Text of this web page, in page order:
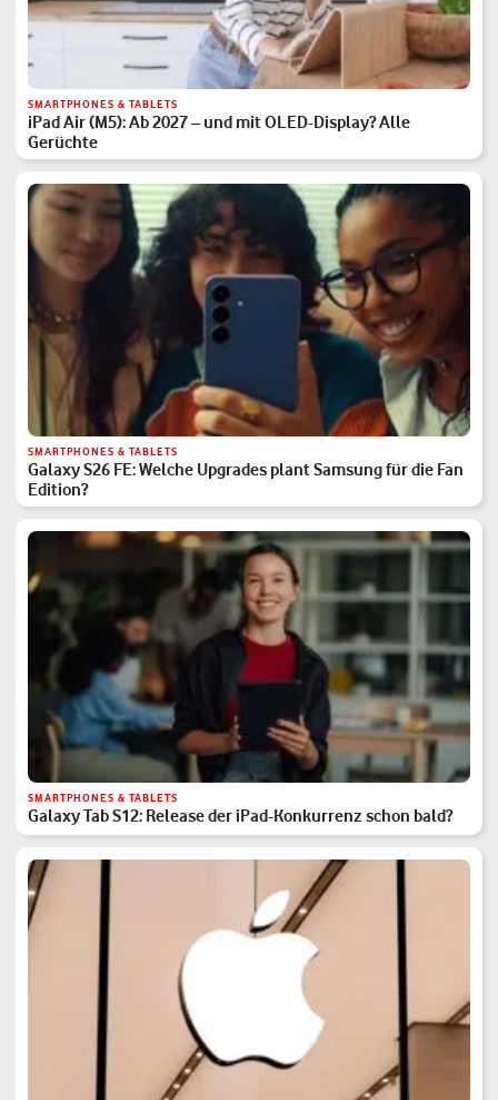
SMARTPHONES & TABLETS
iPad Air (M5): Ab 2027 – und mit OLED-Display? Alle
Gerüchte
SMARTPHONES & TABLETS
Galaxy S26 FE: Welche Upgrades plant Samsung für die Fan
Edition?
SMARTPHONES & TABLETS
Galaxy Tab S12: Release der iPad-Konkurrenz schon bald?